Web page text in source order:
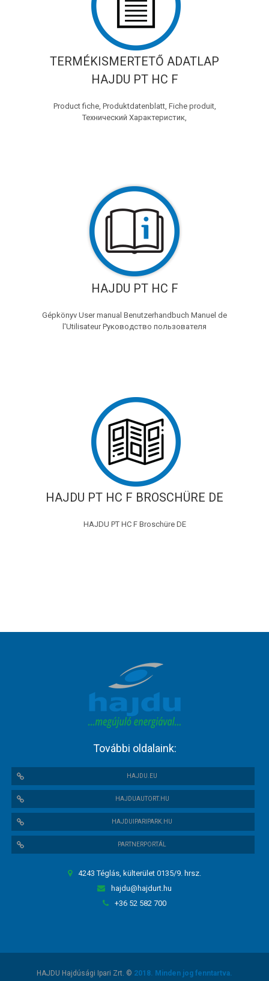
TERMÉKISMERTETŐ ADATLAP
HAJDU PT HC F
Product fiche, Produktdatenblatt, Fiche produit,
Технический Характеристик,
HAJDU PT HC F
Gépkönyv User manual Benutzerhandbuch Manuel de
l'Utilisateur Руководство пользователя
HAJDU PT HC F BROSCHÜRE DE
HAJDU PT HC F Broschüre DE
További oldalaink:
HAJDU.EU
HAJDUAUTORT.HU
HAJDUIPARIPARK.HU
PARTNERPORTÁL
4243 Téglás, külterület 0135/9. hrsz.
hajdu@hajdurt.hu
+36 52 582 700
HAJDU Hajdúsági Ipari Zrt. © 2018. Minden jog fenntartva.